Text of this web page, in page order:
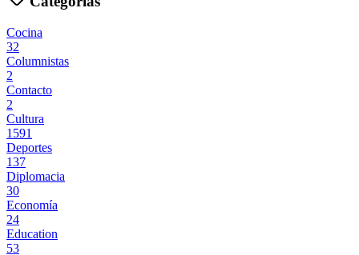
Cocina
32
Columnistas
2
Contacto
2
Cultura
1591
Deportes
137
Diplomacia
30
Economía
24
Education
53